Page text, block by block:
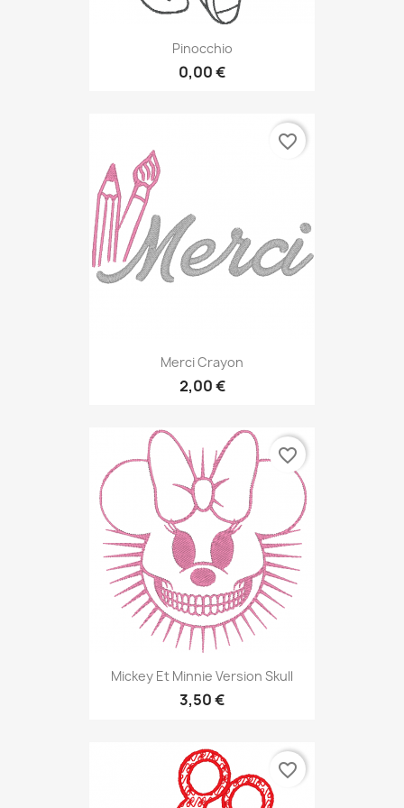
Pinocchio
0,00 €
Merci Crayon
2,00 €
favorite_border
Mickey Et Minnie Version Skull
3,50 €
favorite_border
favorite_border